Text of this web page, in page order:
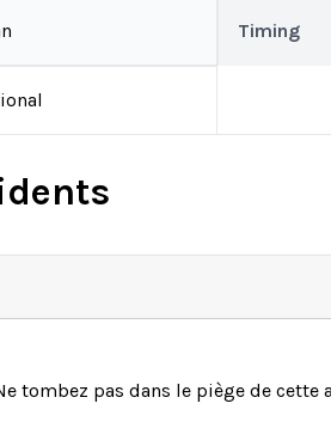
Timing
tombez pas dans le piège de cette